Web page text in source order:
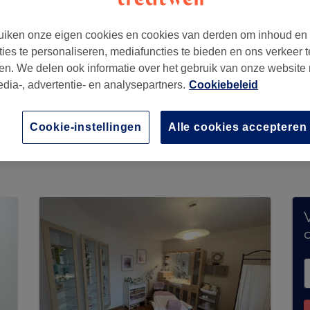
geen boekingen via Treatwell.
jouw buurt te ontdekken. Je vindt er tal van
onze eigen cookies en cookies van derden om inhoud en
te personaliseren, mediafuncties te bieden en ons verkeer
We delen ook informatie over het gebruik van onze website
, advertentie- en analysepartners. Cookiebeleid
Alle cookies accepteren
Cookie-instellingen